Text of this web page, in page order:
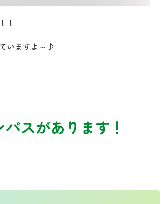
！
いますよ～♪
スがあります！